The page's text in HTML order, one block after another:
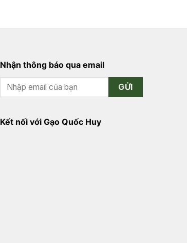
Nhận thông báo qua email
GỬI
Kết nối với Gạo Quốc Huy